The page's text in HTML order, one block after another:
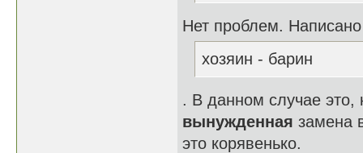
Нет проблем.
хозяин - барин
. В данном случае это,
вынужденная замена
это корявенько.